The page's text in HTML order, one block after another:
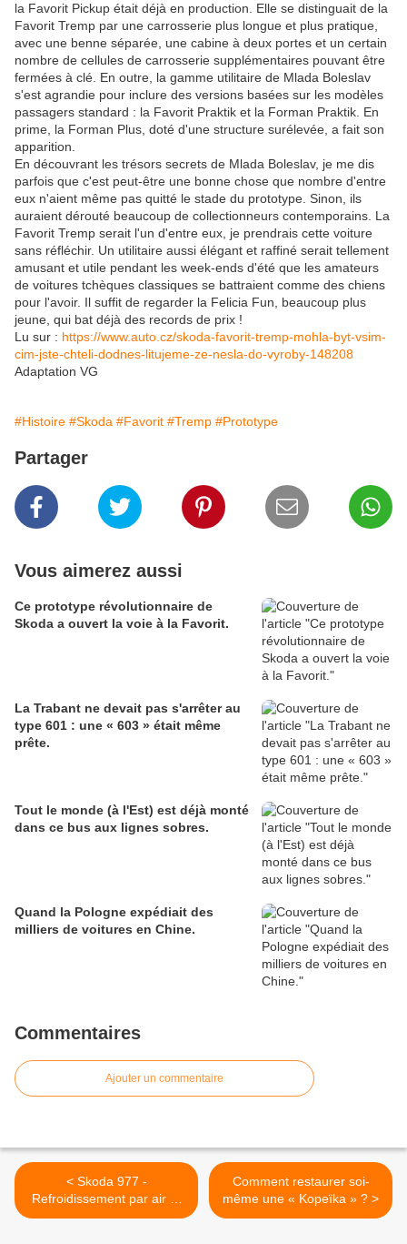
la Favorit Pickup était déjà en production. Elle se distinguait de la
Favorit Tremp par une carrosserie plus longue et plus pratique,
avec une benne séparée, une cabine à deux portes et un certain
nombre de cellules de carrosserie supplémentaires pouvant être
fermées à clé. En outre, la gamme utilitaire de Mlada Boleslav
s'est agrandie pour inclure des versions basées sur les modèles
passagers standard : la Favorit Praktik et la Forman Praktik. En
prime, la Forman Plus, doté d'une structure surélevée, a fait son
apparition.
En découvrant les trésors secrets de Mlada Boleslav, je me dis
parfois que c'est peut-être une bonne chose que nombre d'entre
eux n'aient même pas quitté le stade du prototype. Sinon, ils
auraient dérouté beaucoup de collectionneurs contemporains. La
Favorit Tremp serait l'un d'entre eux, je prendrais cette voiture
sans réfléchir. Un utilitaire aussi élégant et raffiné serait tellement
amusant et utile pendant les week-ends d'été que les amateurs
de voitures tchèques classiques se battraient comme des chiens
pour l'avoir. Il suffit de regarder la Felicia Fun, beaucoup plus
jeune, qui bat déjà des records de prix !
Lu sur : https://www.auto.cz/skoda-favorit-tremp-mohla-byt-vsim-
cim-jste-chteli-dodnes-litujeme-ze-nesla-do-vyroby-148208
Adaptation VG
#Histoire #Skoda #Favorit #Tremp #Prototype
Partager
Vous aimerez aussi
Ce prototype révolutionnaire de
Skoda a ouvert la voie à la Favorit.
La Trabant ne devait pas s'arrêter au
type 601 : une « 603 » était même
prête.
Tout le monde (à l'Est) est déjà monté
dans ce bus aux lignes sobres.
Quand la Pologne expédiait des
milliers de voitures en Chine.
Commentaires
Ajouter un commentaire
< Skoda 977 -
Refroidissement par air et
par eau.
Comment restaurer soi-
même une « Kopeïka » ? >